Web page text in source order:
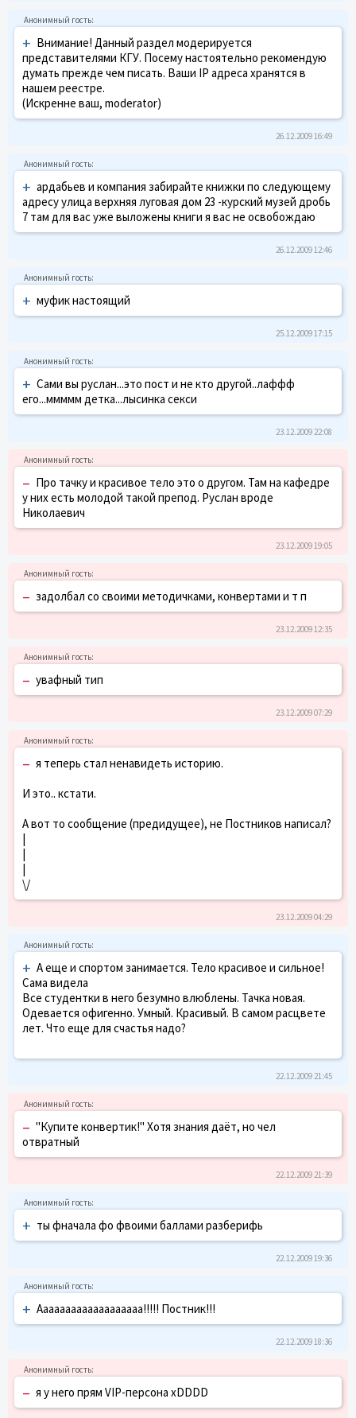
+ Внимание! Данный раздел модерируется
представителями КГУ. Посему настоятельно рекомендую
думать прежде чем писать. Ваши IP адреса хранятся в
нашем реестре.
(Искренне ваш, moderator)
26.12.2009 16:49
+ ардабьев и компания забирайте книжки по следующему
адресу улица верхняя луговая дом 23 -курский музей дробь
7 там для вас уже выложены книги я вас не освобождаю
26.12.2009 12:46
+ муфик настоящий
25.12.2009 17:15
+ Сами вы руслан...это пост и не кто другой..лаффф
его...ммммм детка...лысинка секси
23.12.2009 22:08
– Про тачку и красивое тело это о другом. Там на кафедре
у них есть молодой такой препод. Руслан вроде
Николаевич
23.12.2009 19:05
– задолбал со своими методичками, конвертами и т п
23.12.2009 12:35
– увафный тип
23.12.2009 07:29
– я теперь стал ненавидеть историю.
И это.. кстати.
А вот то сообщение (предидущее), не Постников написал?
|
|
|
\/
23.12.2009 04:29
+ А еще и спортом занимается. Тело красивое и сильное!
Сама видела
Все студентки в него безумно влюблены. Тачка новая.
Одевается офигенно. Умный. Красивый. В самом расцвете
лет. Что еще для счастья надо?
22.12.2009 21:45
– "Купите конвертик!" Хотя знания даёт, но чел
отвратный
22.12.2009 21:39
+ ты фначала фо фвоими баллами разберифь
22.12.2009 19:36
+ Ааааааааааааааааааа!!!!! Постник!!!
22.12.2009 18:36
– я у него прям VIP-персона xDDDD